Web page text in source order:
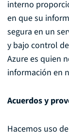
interno
en que su
segura en un
y bajo control
Azure es quien
información en
Acuerdos y
Hacemos uso